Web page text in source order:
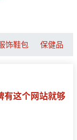
饰鞋包 保健品
有这个网站就够